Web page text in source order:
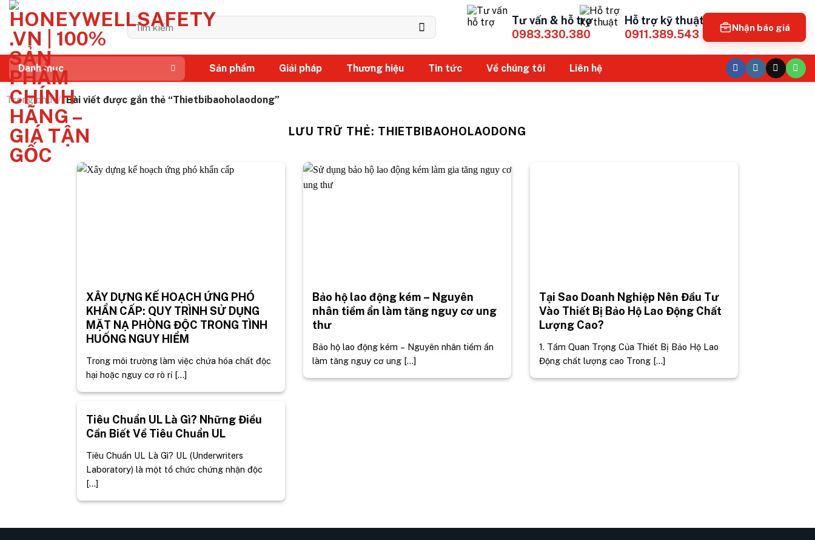
Bỏ
qua
dung
Tìm
kiếm:
Tư vấn & hỗ trợ
0983.330.380
Hỗ trợ kỹ thuật
0911.389.543
Nhận báo giá
Danh mục Sản phẩm Giải pháp Thương hiệu Tin tức Về chúng tôi Liên hệ
Trang chủ / Bài viết được gắn thẻ “Thietbibaoholaodong”
LƯU TRỮ THẺ: THIETBIBAOHOLAODONG
XÂY DỰNG KẾ HOẠCH ỨNG PHÓ
KHẨN CẤP: QUY TRÌNH SỬ DỤNG
MẶT NẠ PHÒNG ĐỘC TRONG TÌNH
HUỐNG NGUY HIỂM
Trong môi trường làm việc chứa hóa chất độc
hại hoặc nguy cơ rò rỉ [...]
Bảo hộ lao động kém – Nguyên
nhân tiềm ẩn làm tăng nguy cơ ung
thư
Bảo hộ lao động kém – Nguyên nhân tiềm ẩn
làm tăng nguy cơ ung [...]
Tại Sao Doanh Nghiệp Nên Đầu Tư
Vào Thiết Bị Bảo Hộ Lao Động Chất
Lượng Cao?
1. Tầm Quan Trọng Của Thiết Bị Bảo Hộ Lao
Động chất lượng cao Trong [...]
Tiêu Chuẩn UL Là Gì? Những Điều
Cần Biết Về Tiêu Chuẩn UL
Tiêu Chuẩn UL Là Gì? UL (Underwriters
Laboratory) là một tổ chức chứng nhận độc
[...]